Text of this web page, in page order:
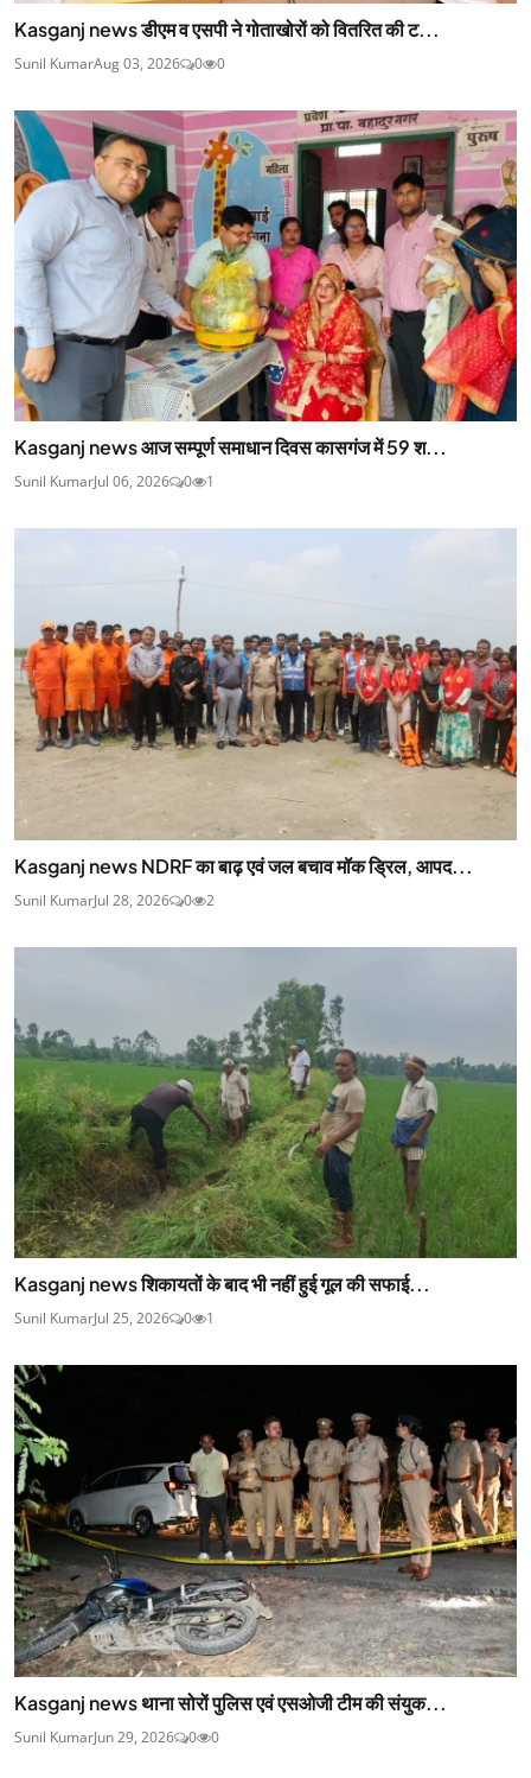
Kasganj news डीएम व एसपी ने गोताखोरों को वितरित की ट...
Sunil KumarAug 03, 2026 0 0
Kasganj news आज सम्पूर्ण समाधान दिवस कासगंज में 59 श...
Sunil KumarJul 06, 2026 0 1
Kasganj news NDRF का बाढ़ एवं जल बचाव मॉक ड्रिल, आपद...
Sunil KumarJul 28, 2026 0 2
Kasganj news शिकायतों के बाद भी नहीं हुई गूल की सफाई...
Sunil KumarJul 25, 2026 0 1
Kasganj news थाना सोरों पुलिस एवं एसओजी टीम की संयुक...
Sunil KumarJun 29, 2026 0 0